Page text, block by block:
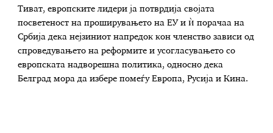
Тиват, европските лидери ја потврдија својата
посветеност на проширувањето на ЕУ и ѝ порачаа на
Србија дека нејзиниот напредок кон членство зависи од
спроведувањето на реформите и усогласувањето со
европската надворешна политика, односно дека
Белград мора да избере помеѓу Европа, Русија и Кина.